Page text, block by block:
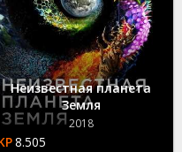
Неизвестная планета
Земля
2018
8.505